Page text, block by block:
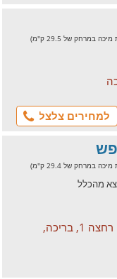
במרחק של 29.5 ק"מ)
למחירים צלצל
במרחק של 29.4 ק"מ)
מהכלל
חדרי שינה 3, חדרי רחצה 1, בריכה,